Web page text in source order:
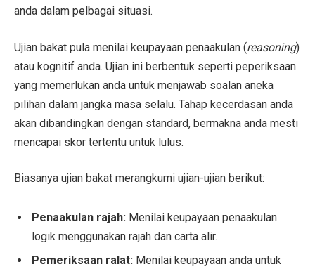
anda dalam pelbagai situasi.
Ujian bakat pula menilai keupayaan penaakulan (reasoning)
atau kognitif anda. Ujian ini berbentuk seperti peperiksaan
yang memerlukan anda untuk menjawab soalan aneka
pilihan dalam jangka masa selalu. Tahap kecerdasan anda
akan dibandingkan dengan standard, bermakna anda mesti
mencapai skor tertentu untuk lulus.
Biasanya ujian bakat merangkumi ujian-ujian berikut:
Penaakulan rajah: Menilai keupayaan penaakulan
logik menggunakan rajah dan carta alir.
Pemeriksaan ralat: Menilai keupayaan anda untuk